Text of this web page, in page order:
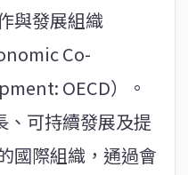
與發展組織
Co-
OECD）。
、可持續發展及提
國際組織，通過會